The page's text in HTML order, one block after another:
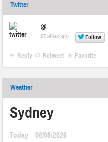
Twitter
@
57 años ago Follow
Reply Retweet Favorite
Weather
Sydney
Today 08/08/2026